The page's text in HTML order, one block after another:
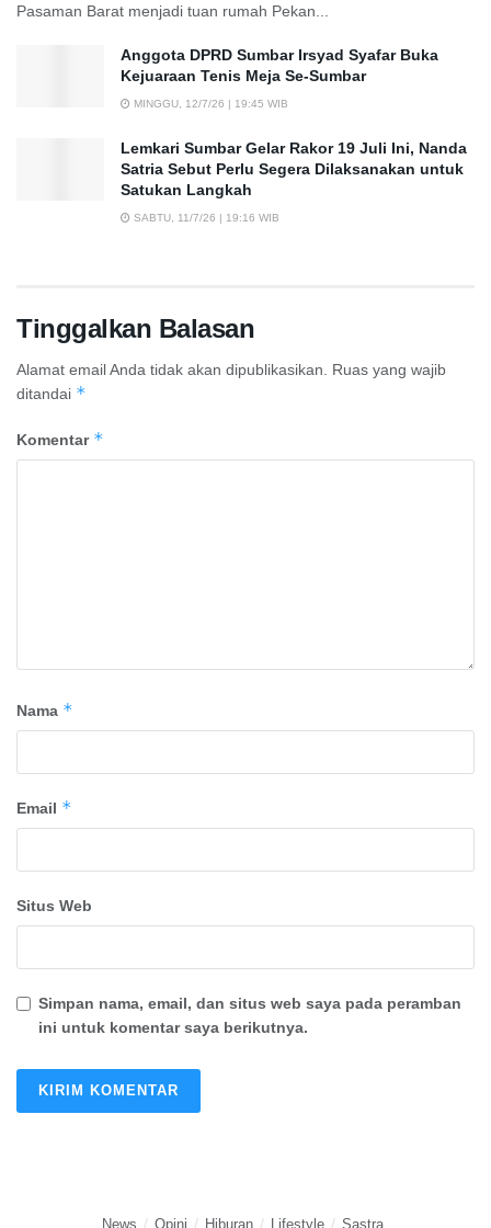
Pasaman Barat menjadi tuan rumah Pekan...
Anggota DPRD Sumbar Irsyad Syafar Buka
Kejuaraan Tenis Meja Se-Sumbar
MINGGU, 12/7/26 | 19:45 WIB
Lemkari Sumbar Gelar Rakor 19 Juli Ini, Nanda
Satria Sebut Perlu Segera Dilaksanakan untuk
Satukan Langkah
SABTU, 11/7/26 | 19:16 WIB
Tinggalkan Balasan
Alamat email Anda tidak akan dipublikasikan.
Ruas yang wajib
ditandai *
Komentar *
Nama *
Email *
Situs Web
Simpan nama, email, dan situs web saya pada peramban
ini untuk komentar saya berikutnya.
News Opini Hiburan Lifestyle Sastra